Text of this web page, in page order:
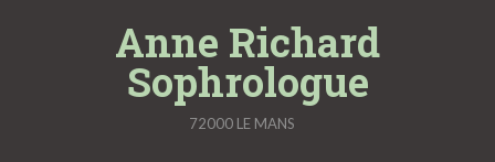
Anne Richard
Sophrologue
72000 LE MANS